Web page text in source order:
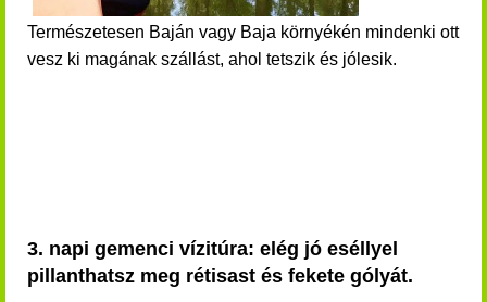
Természetesen Baján vagy Baja környékén mindenki ott
vesz ki magának szállást, ahol tetszik és jólesik.
3. napi gemenci vízitúra: elég jó eséllyel
pillanthatsz meg rétisast és fekete gólyát.